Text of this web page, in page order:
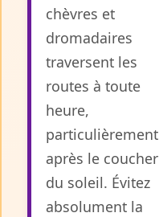
chèvres et
dromadaires
traversent les
routes à toute
heure,
particulièrement
après le coucher
du soleil. Évitez
absolument la